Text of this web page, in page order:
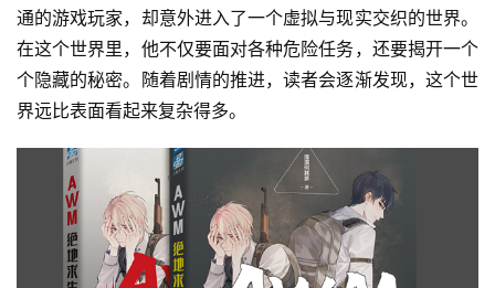
通的游戏玩家，却意外进入了一个虚拟与现实交织的世界。
在这个世界里，他不仅要面对各种危险任务，还要揭开一个
个隐藏的秘密。随着剧情的推进，读者会逐渐发现，这个世
界远比表面看起来复杂得多。